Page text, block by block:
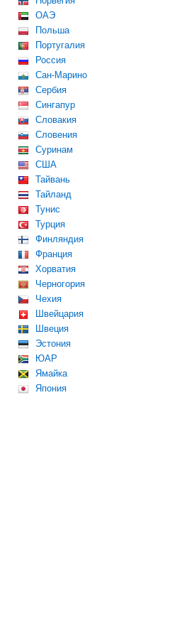
ОАЭ
Польша
Португалия
Россия
Сан-Марино
Сербия
Сингапур
Словакия
Словения
Суринам
США
Тайвань
Тайланд
Тунис
Турция
Финляндия
Франция
Хорватия
Черногория
Чехия
Швейцария
Швеция
Эстония
ЮАР
Ямайка
Япония